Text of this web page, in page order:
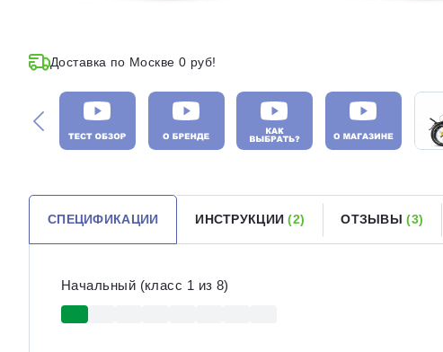
Доставка по Москве 0 руб!
СПЕЦИФИКАЦИИ ИНСТРУКЦИИ(2) ОТЗЫВЫ(3)
Начальный (класс 1 из 8)